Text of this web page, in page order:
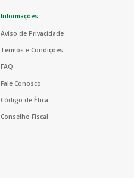
Informações
Aviso de Privacidade
Termos e Condições
FAQ
Fale Conosco
Código de Ética
Conselho Fiscal